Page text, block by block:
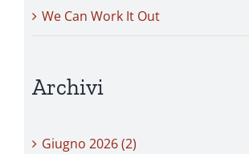
We Can Work It Out
Archivi
Giugno 2026 (2)